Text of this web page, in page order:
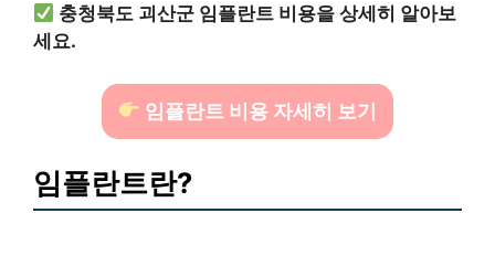
충청북도 괴산군 임플란트 비용을 상세히 알아보
세요.
임플란트 비용 자세히 보기
임플란트란?